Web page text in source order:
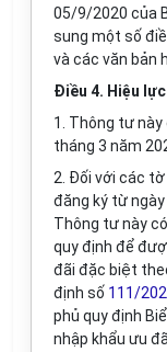
05/9/2020 của
sung một số
và các văn bản
Điều 4. Hiệu
1. Thông tư này
tháng 3 năm
2. Đối với các tờ
đăng ký từ
Thông tư này
quy định để
đãi đặc biệt
định số 111/
phủ quy định
nhập khẩu ưu